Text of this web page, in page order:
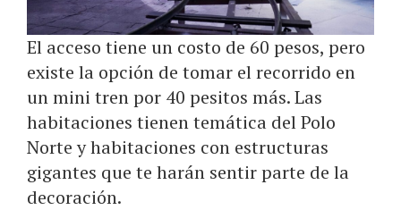
El acceso tiene un costo de 60 pesos, pero
existe la opción de tomar el recorrido en
un mini tren por 40 pesitos más. Las
habitaciones tienen temática del Polo
Norte y habitaciones con estructuras
gigantes que te harán sentir parte de la
decoración.